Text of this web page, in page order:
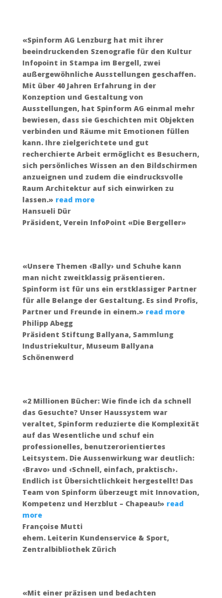
«Spinform AG Lenzburg hat mit ihrer
beeindruckenden Szenografie für den Kultur
Infopoint in Stampa im Bergell, zwei
außergewöhnliche Ausstellungen geschaffen.
Mit über 40 Jahren Erfahrung in der
Konzeption und Gestaltung von
Ausstellungen, hat Spinform AG einmal mehr
bewiesen, dass sie Geschichten mit Objekten
verbinden und Räume mit Emotionen füllen
kann. Ihre zielgerichtete und gut
recherchierte Arbeit ermöglicht es Besuchern,
sich persönliches Wissen an den Bildschirmen
anzueignen und zudem die eindrucksvolle
Raum Architektur auf sich einwirken zu
lassen.» read more
Hansueli Dür
Präsident, Verein InfoPoint «Die Bergeller»
«Unsere Themen ‹Bally› und Schuhe kann
man nicht zweitklassig präsentieren.
Spinform ist für uns ein erstklassiger ­Partner
für alle Belange der Gestaltung. Es sind Profis,
Partner und Freunde in einem.» read more
Philipp Abegg
Präsident Stiftung Ballyana, Sammlung
Industriekultur, Museum Ballyana
Schönenwerd
«2 Millionen Bücher: Wie finde ich da schnell
das Gesuchte? Unser Haussystem war
veraltet, Spinform reduzierte die Komplexität
auf das Wesentliche und schuf ein
professionelles, benutzer­orientiertes
Leitsystem. Die Aussenwirkung war deutlich:
‹Bravo› und ‹Schnell, einfach, praktisch›.
Endlich ist Übersichtlichkeit hergestellt! Das
Team von Spinform überzeugt mit Innovation,
Kompetenz und Herzblut – Chapeau!» read
more
Françoise Mutti
ehem. Leiterin Kundenservice & Sport,
Zentralbibliothek Zürich
«Mit einer präzisen und bedachten